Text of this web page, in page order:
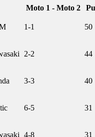
Moto 1 - Moto 2
1-1 50
2-2 44
3-3 40
6-5 31
4-8 31